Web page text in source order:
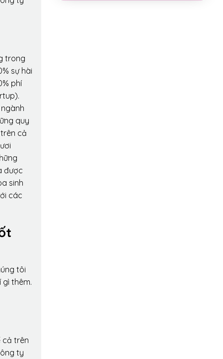
trong
sự hài
phí
quy
cả
được
sinh
các
tôi
thêm.
cả trên
ty